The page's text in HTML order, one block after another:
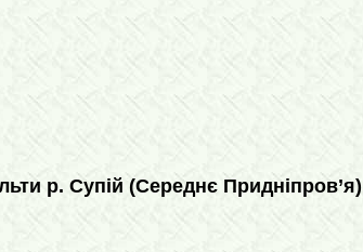
р. Супій (Середнє Придніпров’я)